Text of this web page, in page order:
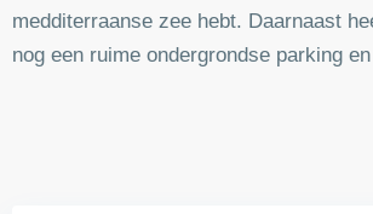
medditerraanse zee hebt. Daarnaast
nog een ruime ondergrondse parking